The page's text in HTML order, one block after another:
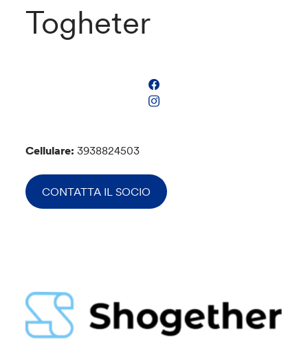
Togheter
Cellulare: 3938824503
CONTATTA IL SOCIO